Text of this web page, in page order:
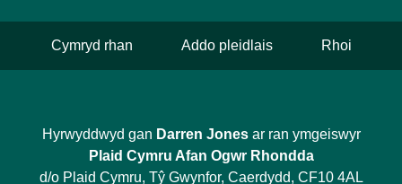
Cymryd rhan Addo pleidlais Rhoi
Hyrwyddwyd gan Darren Jonesar ran ymgeiswyr
Plaid Cymru Afan Ogwr Rhondda
d/o Plaid Cymru, Tŷ Gwynfor, Caerdydd, CF10 4AL